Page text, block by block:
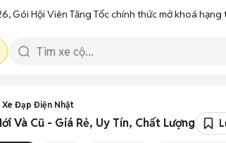
Gói Hội Viên Tăng Tốc chính thức mở khoá
Xe Đạp Điện Nhật
Và Cũ - Giá Rẻ, Uy Tín, Chất Lượng